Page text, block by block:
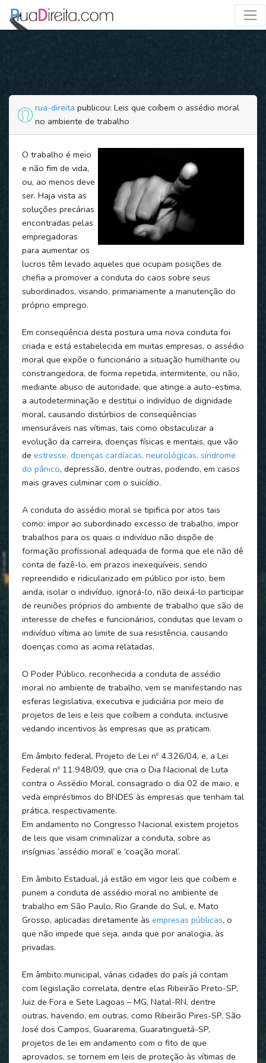
rua-direita publicou: Leis que coíbem o assédio moral
no ambiente de trabalho
O trabalho é meio
e não fim de vida,
ou, ao menos deve
ser. Haja vista as
soluções precárias
encontradas pelas
empregadoras
para aumentar os
lucros têm levado aqueles que ocupam posições de
chefia a promover a conduta do caos sobre seus
subordinados, visando, primariamente a manutenção do
próprio emprego.
Em conseqüência desta postura uma nova conduta foi
criada e está estabelecida em muitas empresas, o assédio
moral que expõe o funcionário a situação humilhante ou
constrangedora, de forma repetida, intermitente, ou não,
mediante abuso de autoridade, que atinge a auto-estima,
a autodeterminação e destitui o indivíduo de dignidade
moral, causando distúrbios de conseqüências
imensuráveis nas vítimas, tais como obstaculizar a
evolução da carreira, doenças físicas e mentais, que vão
de estresse, doenças cardíacas, neurológicas, síndrome
do pânico, depressão, dentre outras, podendo, em casos
mais graves culminar com o suicídio.
A conduta do assédio moral se tipifica por atos tais
como: impor ao subordinado excesso de trabalho, impor
trabalhos para os quais o indivíduo não dispõe de
formação profissional adequada de forma que ele não dê
conta de fazê-lo, em prazos inexeqüíveis, sendo
repreendido e ridicularizado em público por isto, bem
ainda, isolar o indivíduo, ignorá-lo, não deixá-lo participar
de reuniões próprios do ambiente de trabalho que são de
interesse de chefes e funcionários, condutas que levam o
indivíduo vítima ao limite de sua resistência, causando
doenças como as acima relatadas.
O Poder Público, reconhecida a conduta de assédio
moral no ambiente de trabalho, vem se manifestando nas
esferas legislativa, executiva e judiciária por meio de
projetos de leis e leis que coíbem a conduta, inclusive
vedando incentivos às empresas que as praticam.
Em âmbito federal, Projeto de Lei nº 4.326/04, e, a Lei
Federal nº 11.948/09, que cria o Dia Nacional de Luta
contra o Assédio Moral, consagrado o dia 02 de maio, e
veda empréstimos do BNDES às empresas que tenham tal
prática, respectivamente.
Em andamento no Congresso Nacional existem projetos
de leis que visam criminalizar a conduta, sobre as
insígnias ‘assédio moral’ e ‘coação moral’.
Em âmbito Estadual, já estão em vigor leis que coíbem e
punem a conduta de assédio moral no ambiente de
trabalho em São Paulo, Rio Grande do Sul, e, Mato
Grosso, aplicadas diretamente às empresas públicas, o
que não impede que seja, ainda que por analogia, às
privadas.
Em âmbito municipal, várias cidades do país já contam
com legislação correlata, dentre elas Ribeirão Preto-SP,
Juiz de Fora e Sete Lagoas – MG, Natal-RN, dentre
outras, havendo, em outras, como Ribeirão Pires-SP, São
José dos Campos, Guararema, Guaratinguetá-SP,
projetos de lei em andamento com o fito de que
aprovados, se tornem em leis de proteção às vítimas de